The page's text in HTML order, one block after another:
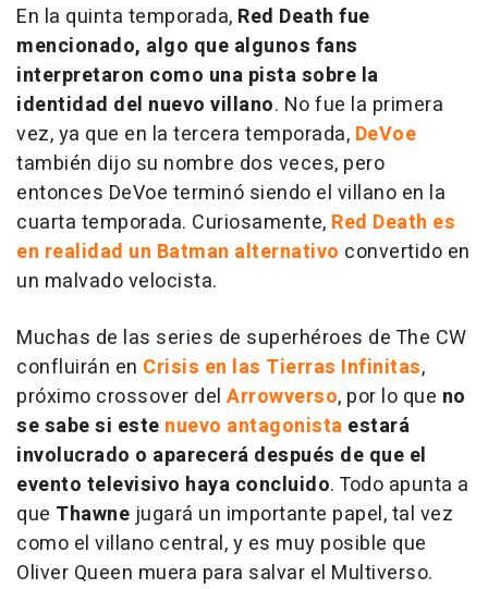
En la quinta temporada, Red Death fue
mencionado, algo que algunos fans
interpretaron como una pista sobre la
identidad del nuevo villano. No fue la primera
vez, ya que en la tercera temporada, DeVoe
también dijo su nombre dos veces, pero
entonces DeVoe terminó siendo el villano en la
cuarta temporada. Curiosamente, Red Death es
en realidad un Batman alternativo convertido en
un malvado velocista.
Muchas de las series de superhéroes de The CW
confluirán en Crisis en las Tierras Infinitas,
próximo crossover del Arrowverso, por lo que no
se sabe si este nuevo antagonista estará
involucrado o aparecerá después de que el
evento televisivo haya concluido. Todo apunta a
que Thawne jugará un importante papel, tal vez
como el villano central, y es muy posible que
Oliver Queen muera para salvar el Multiverso.